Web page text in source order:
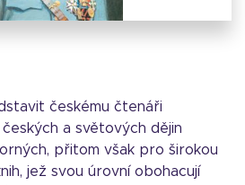
českému čtenáři
a světových dějin
přitom však pro širokou
jež svou úrovní obohacují